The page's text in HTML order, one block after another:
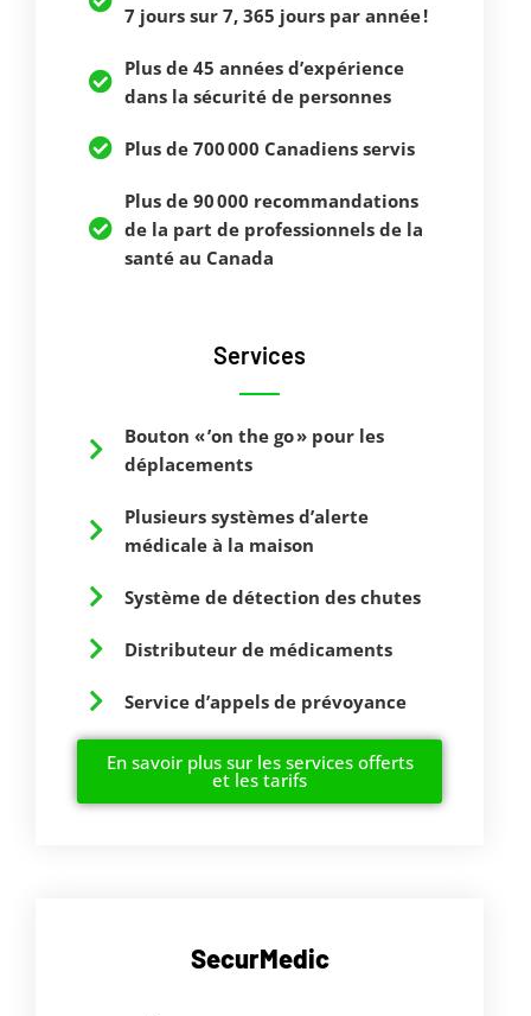
7 jours sur 7, 365 jours par année !
Plus de 45 années d’expérience
dans la sécurité de personnes
Plus de 700 000 Canadiens servis
Plus de 90 000 recommandations
de la part de professionnels de la
santé au Canada
Services
Bouton « ’on the go » pour les
déplacements
Plusieurs systèmes d’alerte
médicale à la maison
Système de détection des chutes
Distributeur de médicaments
Service d’appels de prévoyance
En savoir plus sur les services offerts
et les tarifs
SecurMedic